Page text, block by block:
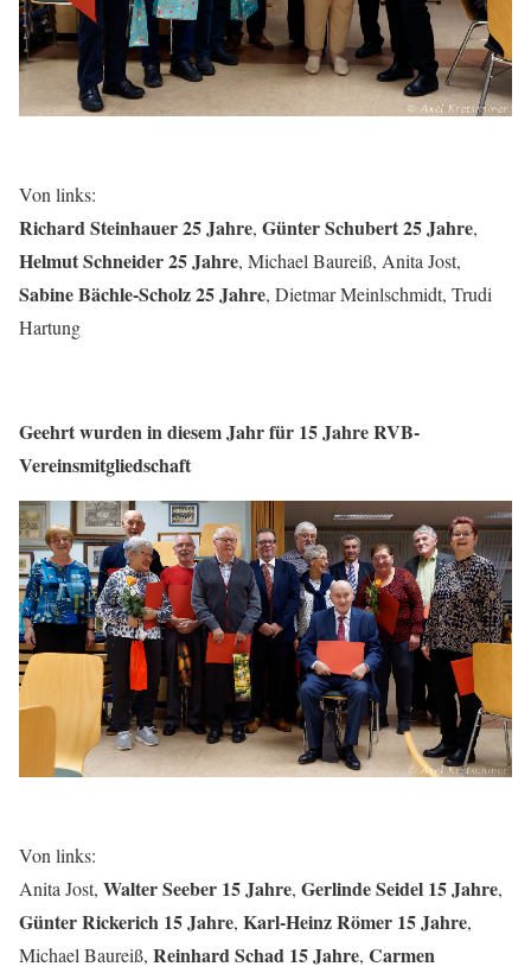
Von links:
Richard Steinhauer 25 Jahre, Günter Schubert 25 Jahre,
Helmut Schneider 25 Jahre, Michael Baureiß, Anita Jost,
Sabine Bächle-Scholz 25 Jahre, Dietmar Meinlschmidt, Trudi
Hartung
Geehrt wurden in diesem Jahr für 15 Jahre RVB-
Vereinsmitgliedschaft
Von links:
Anita Jost, Walter Seeber 15 Jahre, Gerlinde Seidel 15 Jahre,
Günter Rickerich 15 Jahre, Karl-Heinz Römer 15 Jahre,
Michael Baureiß, Reinhard Schad 15 Jahre, Carmen